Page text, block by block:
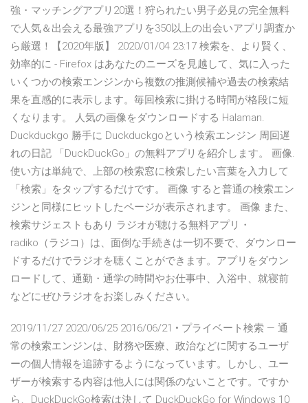
強・マッチングアプリ20選！狩られたい男子必見の完全無料
で人気＆出会える最強アプリを350以上の出会いアプリ調査か
ら厳選！【2020年版】 2020/01/04 23:17 検索を、より賢く、
効率的に - Firefox はあなたのニーズを見越して、気に入った
いくつかの検索エンジンから複数の推測候補や過去の検索結
果を直感的に表示します。毎回検索に掛ける時間が格段に短
くなります。 人気の画像をダウンロードする Halaman.
Duckduckgo 勝手に Duckduckgoという検索エンジン 周回遅
れの日記 「DuckDuckGo」の無料アプリを紹介します。 画像.
使い方は単純で、上部の検索窓に検索したい言葉を入力して
「検索」をタップするだけです。 画像 すると普通の検索エン
ジンと同様にヒットしたページが表示されます。 画像 また、
検索サジェストもあり ラジオが聴ける無料アプリ・
radiko（ラジコ）は、面倒な手続きは一切不要で、ダウンロー
ドするだけでラジオを聴くことができます。アプリをダウン
ロードして、通勤・通学の時間やお仕事中、入浴中、就寝前
などにぜひラジオをお楽しみください。
2019/11/27 2020/06/25 2016/06/21 • プライベート検索 — 通
常の検索エンジンは、財務や医療、政治などに関するユーザ
ーの個人情報を追跡するようになっています。しかし、ユー
ザーが検索する内容は他人には関係のないことです。ですか
ら、DuckDuckGo検索は決して DuckDuckGo for Windows 10